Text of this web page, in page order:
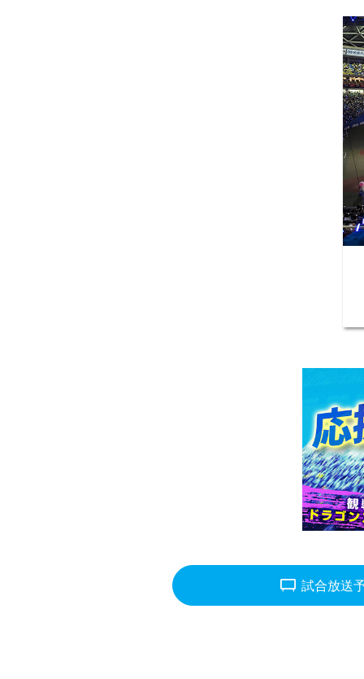
tv_gen 試合放送